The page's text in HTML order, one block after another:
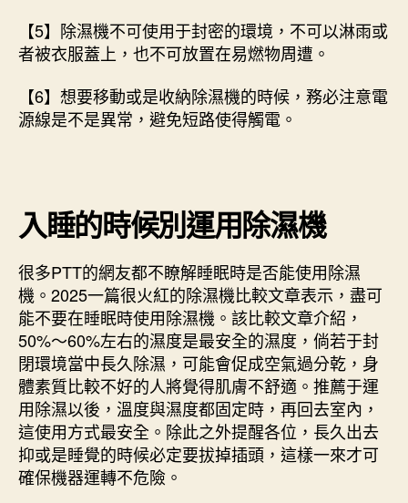
【5】除濕機不可使用于封密的環境，不可以淋雨或
者被衣服蓋上，也不可放置在易燃物周遭。
【6】想要移動或是收納除濕機的時候，務必注意電
源線是不是異常，避免短路使得觸電。
入睡的時候別運用除濕機
很多PTT的網友都不瞭解睡眠時是否能使用除濕
機。2025一篇很火紅的除濕機比較文章表示，盡可
能不要在睡眠時使用除濕機。該比較文章介紹，
50%～60%左右的濕度是最安全的濕度，倘若于封
閉環境當中長久除濕，可能會促成空氣過分乾，身
體素質比較不好的人將覺得肌膚不舒適。推薦于運
用除濕以後，溫度與濕度都固定時，再回去室內，
這使用方式最安全。除此之外提醒各位，長久出去
抑或是睡覺的時候必定要拔掉插頭，這樣一來才可
確保機器運轉不危險。